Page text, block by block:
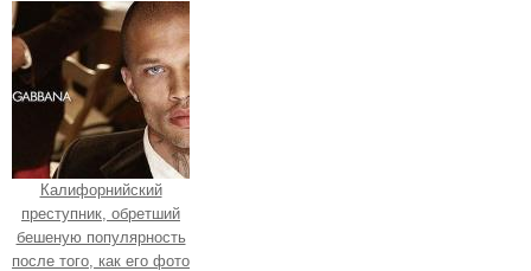
Калифорнийский
преступник, обретший
бешеную популярность
после того, как его фото